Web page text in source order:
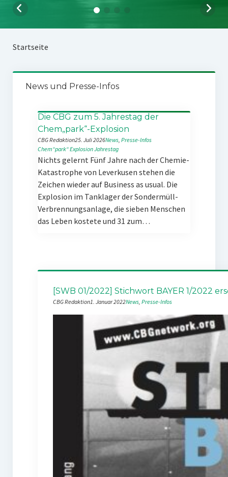
Startseite
News und Presse-Infos
Die CBG zum 5. Jahrestag der
Chem„park“-Explosion
CBG Redaktion25. Juli 2026News, Presse-Infos
Chem“park“ExplosionJahrestag
Nichts gelernt Fünf Jahre nach der Chemie-
Katastrophe von Leverkusen stehen die
Zeichen wieder auf Business as usual. Die
Explosion im Tanklager der Sondermüll-
Verbrennungsanlage, die sieben Menschen
das Leben kostete und 31 zum…
[SWB 01/2022] Stichwort BAYER 1/2022
CBG Redaktion1. Januar 2022News, Presse-Infos